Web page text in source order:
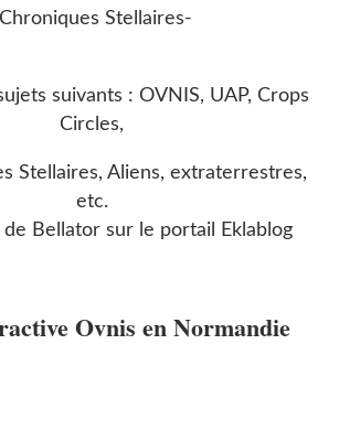
suivants : OVNIS, UAP, Crops
Circles,
Stellaires, Aliens, extraterrestres,
etc.
Bellator sur le portail Eklablog
Ovnis en Normandie